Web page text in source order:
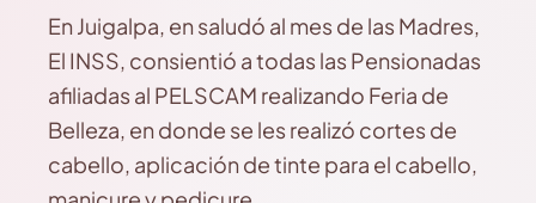
En Juigalpa, en saludó al mes de las Madres,
El INSS, consientió a todas las Pensionadas
afiliadas al PELSCAM realizando Feria de
Belleza, en donde se les realizó cortes de
cabello, aplicación de tinte para el cabello,